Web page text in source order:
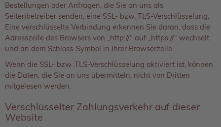
Bestellungen oder Anfragen, die Sie an uns als
Seitenbetreiber senden, eine SSL- bzw. TLS-Verschlüsselung.
Eine verschlüsselte Verbindung erkennen Sie daran, dass die
Adresszeile des Browsers von „http://“ auf „https://“ wechselt
und an dem Schloss-Symbol in Ihrer Browserzeile.
Wenn die SSL- bzw. TLS-Verschlüsselung aktiviert ist, können
die Daten, die Sie an uns übermitteln, nicht von Dritten
mitgelesen werden.
Verschlüsselter Zahlungsverkehr auf dieser
Website